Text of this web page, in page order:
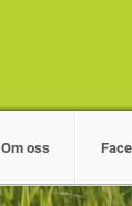
Om oss